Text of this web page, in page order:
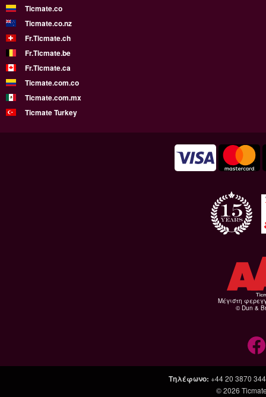
Ticmate.co
Ticmate.co.nz
Fr.Ticmate.ch
Fr.Ticmate.be
Fr.Ticmate.ca
Ticmate.com.co
Ticmate.com.mx
Ticmate Turkey
Μέγιστη
© Dun &
Τηλέφωνο: +44 20 3870
© 2026